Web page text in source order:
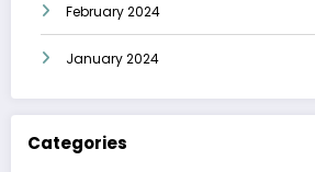
February 2024
January 2024
Categories